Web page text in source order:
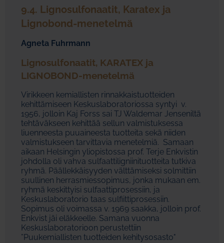
9.4. Lignosulfonaatit, Karatex ja
Lignobond-menetelmä
Agneta Fuhrmann
Lignosulfonaatit, KARATEX ja
LIGNOBOND-menetelmä
Virikkeen kemiallisten rinnakkaistuotteiden
kehittämiseen Keskuslaboratoriossa syntyi v.
1956, jolloin Kaj Forss sai TJ Waldemar Jenseniltä
tehtäväkseen kehittää sellun valmistuksessa
liuenneesta puuaineesta tuotteita sekä niiden
valmistukseen tarvittavia menetelmiä. Samaan
aikaan Helsingin yliopistossa prof. Terje Enkvistin
johdolla oli vahva sulfaattiligniinituotteita tutkiva
ryhmä. Päällekkäisyyden välttämiseksi solmittiin
suullinen herrasmiessopimus, jonka mukaan em.
ryhmä keskittyisi sulfaattiprosessiin, ja
Keskuslaboratorio taas sulfiittiprosessiin.
Sopimus oli voimassa v. 1969 saakka, jolloin prof.
Enkvist jäi eläkkeelle. Samana vuonna
Keskuslaboratorioon perustettiin
”Puukemiallisten tuotteiden kehitysosasto"